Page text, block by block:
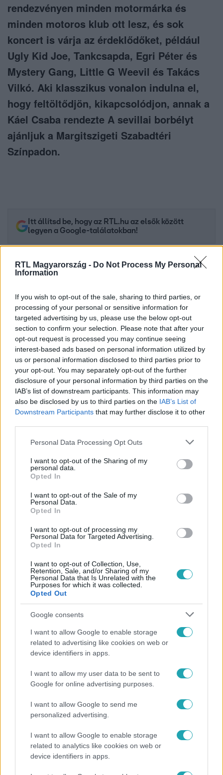
RTL Magyarország - Do Not Process My Personal
Information
If you wish to opt-out of the sale, sharing to third parties, or
processing of your personal or sensitive information for
targeted advertising by us, please use the below opt-out
section to confirm your selection. Please note that after your
opt-out request is processed you may continue seeing
interest-based ads based on personal information utilized by
us or personal information disclosed to third parties prior to
your opt-out. You may separately opt-out of the further
disclosure of your personal information by third parties on the
IAB’s list of downstream participants. This information may
also be disclosed by us to third parties on the IAB’s List of
Downstream Participants that may further disclose it to other
Please note that this website/app uses one or more Google
not limited to your visit or usage behaviour. You may click to
grant or deny consent to Google and its third-party tags to
use your data for below specified purposes in below Google
consent section.
Personal Data Processing Opt Outs
I want to opt-out of the Sharing of my
personal data.
Opted In
I want to opt-out of the Sale of my
Personal Data.
Opted In
I want to opt-out of processing my
Personal Data for Targeted Advertising.
Opted In
I want to opt-out of Collection, Use,
Retention, Sale, and/or Sharing of my
Personal Data that Is Unrelated with the
Purposes for which it was collected.
Opted Out
Google consents
I want to allow Google to enable storage
related to advertising like cookies on web or
device identifiers in apps.
I want to allow my user data to be sent to
Google for online advertising purposes.
I want to allow Google to send me
personalized advertising.
I want to allow Google to enable storage
related to analytics like cookies on web or
device identifiers in apps.
rendezvényen minden motormárka és
minden motoros klub ott lesz, és sok
koncert is várja az érdeklődőket, például
Ugly Kid Joe, Tankcsapda, Egri Péter és
Mystery Gang, Little G Weevil és Takács
Vilkó. Aki klasszikus vonalon indulna el,
hogy feltöltődjön, kikapcsolódjon, annak a
Káel Csaba rendezte A sevillai borbélyt
ajánljuk a Margitszigeti Szabadtéri
Színpadon.
Itt állítsd be, hogy az RTL.hu az elsők között
legyen a Google-találatokban!
Kövess minket, és értesülj a friss hírekről a
Facebookon is!
Követem
REGGELI #RTL VIDEÓ
SZÍNHÁZ #HARLEY DAVIDSON
Népszerű
Rubint Réka: A mai napig nem jött vissza a 100%-